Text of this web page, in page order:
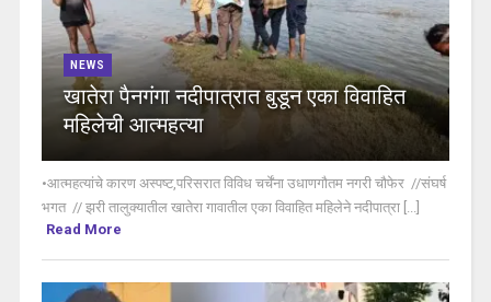
NEWS
खातेरा पैनगंगा नदीपात्रात बुडून एका विवाहित
महिलेची आत्महत्या
•आत्महत्यांचे कारण अस्पष्ट,परिसरात विविध चर्चेंना उधाणगौतम नगरी चौफेर //संघर्ष
भगत // झरी तालुक्यातील खातेरा गावातील एका विवाहित महिलेने नदीपात्रा [...]
Read More